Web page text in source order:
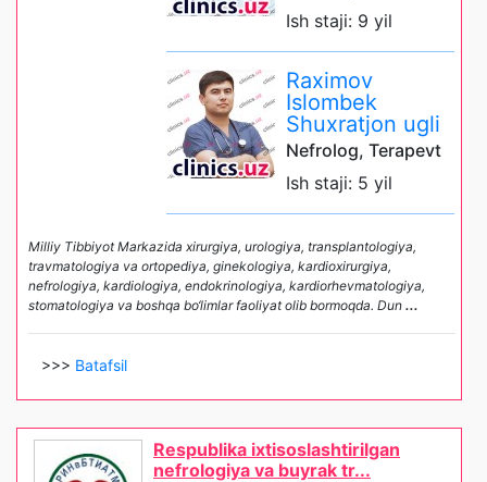
Ish staji: 9 yil
Raximov
Islombek
Shuxratjon ugli
Nefrolog, Terapevt
Ish staji: 5 yil
Milliy Tibbiyot Markazida xirurgiya, urologiya, transplantologiya,
travmatologiya va ortopediya, ginekologiya, kardioxirurgiya,
nefrologiya, kardiologiya, endokrinologiya, kardiorhevmatologiya,
stomatologiya va boshqa bo‘limlar faoliyat olib bormoqda. Dun ...
>>> Batafsil
Respublika ixtisoslashtirilgan
nefrologiya va buyrak tr...